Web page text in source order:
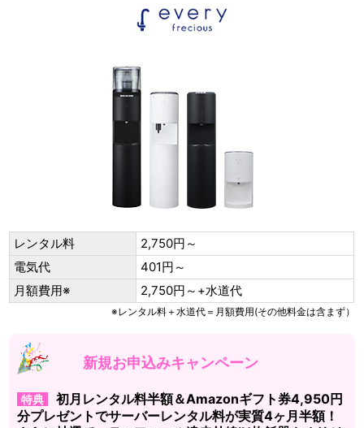
レンタル料
2,750円～
電気代
401円～
月額費用※
2,750円～+水道代
※レンタル料＋水道代＝月額費用(その他料金は含まず）
新規お申込みキャンペーン
特典
初月レンタル料半額＆Amazonギフト券4,950円
分プレゼントでサーバーレンタル料が実質4ヶ月半額！